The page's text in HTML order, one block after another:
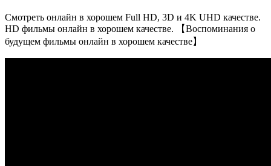
Смотреть онлайн в хорошем Full HD, 3D и 4K UHD качестве.
HD фильмы онлайн в хорошем качестве. 【Воспоминания о
будущем фильмы онлайн в хорошем качестве】